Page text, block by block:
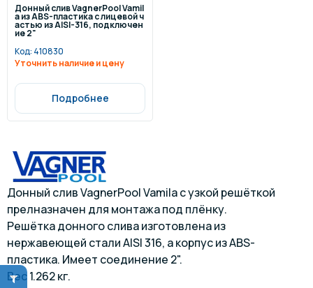
Донный слив VagnerPool Vamil
a из ABS-пластика с лицевой ч
астью из AISI-316, подключен
ие 2"
Код: 410830
Уточнить наличие и цену
Подробнее
Донный слив VagnerPool Vamila с узкой решёткой
прелназначен для монтажа под плёнку.
Решётка донного слива изготовлена из
нержавеющей стали AISI 316, а корпус из ABS-
пластика. Имеет соединение 2".
Вес 1.262 кг.